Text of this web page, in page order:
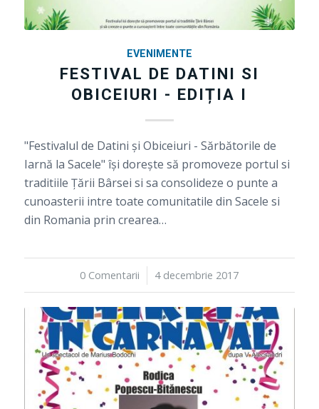
EVENIMENTE
FESTIVAL DE DATINI SI
OBICEIURI - EDIȚIA I
"Festivalul de Datini și Obiceiuri - Sărbătorile de
Iarnă la Sacele" își dorește să promoveze portul si
traditiile Țării Bârsei si sa consolideze o punte a
cunoasterii intre toate comunitatile din Sacele si
din Romania prin crearea…
0 Comentarii
/ 4 decembrie 2017